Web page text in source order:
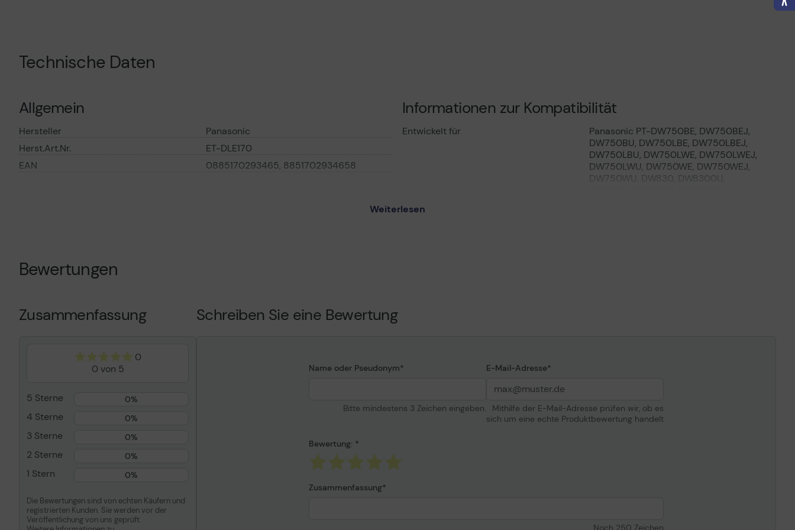
Technische Daten
Allgemein
Hersteller
Panasonic
Herst.Art.Nr.
ET-DLE170
EAN
0885170293465, 8851702934658
Für
Optisches Zoom
1.4 x
Besondere Funktionen
Entwickelt für
PT-DW750, DW830, DW8300, DX100,
RZ690, RZ790, RZ870, RZ890, RZ970,
Länge
Durchmesser
Informationen zur Kompatibilität
Entwickelt für
Panasonic PT-DW750BE, DW750BEJ,
DW750BU, DW750LBE, DW750LBEJ,
DW750LBU, DW750LWE, DW750LWEJ,
DW750LWU, DW750WE, DW750WEJ,
DW750WU, DW830, DW8300U,
RCQ80WEJ, RCQ80WU, RW630BE,
RW630BEJ, RW630BU, RW630LBE,
RW630LBEJ, RW630LBU, RW630LWEJ,
Weiterlesen
Bewertungen
Zusammenfassung
0
0 von 5
5 Sterne 0%
4 Sterne 0%
3 Sterne 0%
2 Sterne 0%
1 Stern 0%
Die Bewertungen sind von echten Käufern und
registrierten Kunden. Sie werden vor der
Veröffentlichung von uns geprüft.
Schreiben Sie eine Bewertung
Name oder Pseudonym
Bitte mindestens 3 Zeichen eingeben.
E-Mail-Adresse
Mithilfe der E-Mail-Adresse prüfen wir, ob es
sich um eine echte Produktbewertung handelt
Bewertung:
Zusammenfassung
Noch 250 Zeichen